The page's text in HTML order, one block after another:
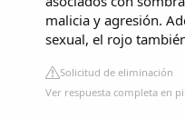
malicia y agresión.
sexual, el rojo
Solicitud de eliminación
Ver respuesta completa en